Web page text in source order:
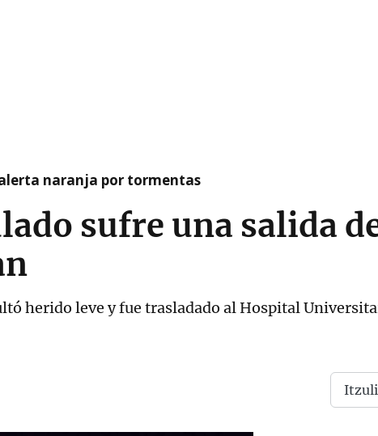
naranja por tormentas
sufre una salida
herido leve y fue trasladado al Hospital
Itzuli